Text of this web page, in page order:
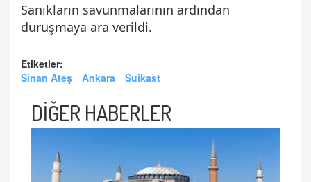
Sanıkların savunmalarının ardından
duruşmaya ara verildi.
Etiketler:
Sinan Ateş
Ankara Suikast
DİĞER HABERLER